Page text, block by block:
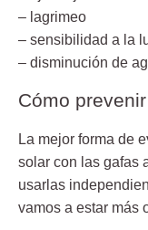
– lagrimeo
– sensibilidad a la
– disminución de
Cómo
La mejor forma de
solar con las gafas
usarlas
vamos a estar más